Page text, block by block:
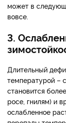
может в
вовсе.
3.
Длительный
температурой –
становится
росе, гнилям) и
ослабленное